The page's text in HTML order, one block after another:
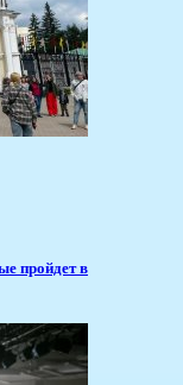
пройдет в